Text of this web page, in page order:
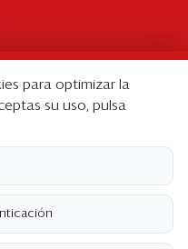
para optimizar la
su uso, pulsa